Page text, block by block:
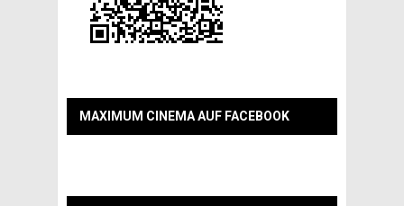
MAXIMUM CINEMA AUF FACEBOOK